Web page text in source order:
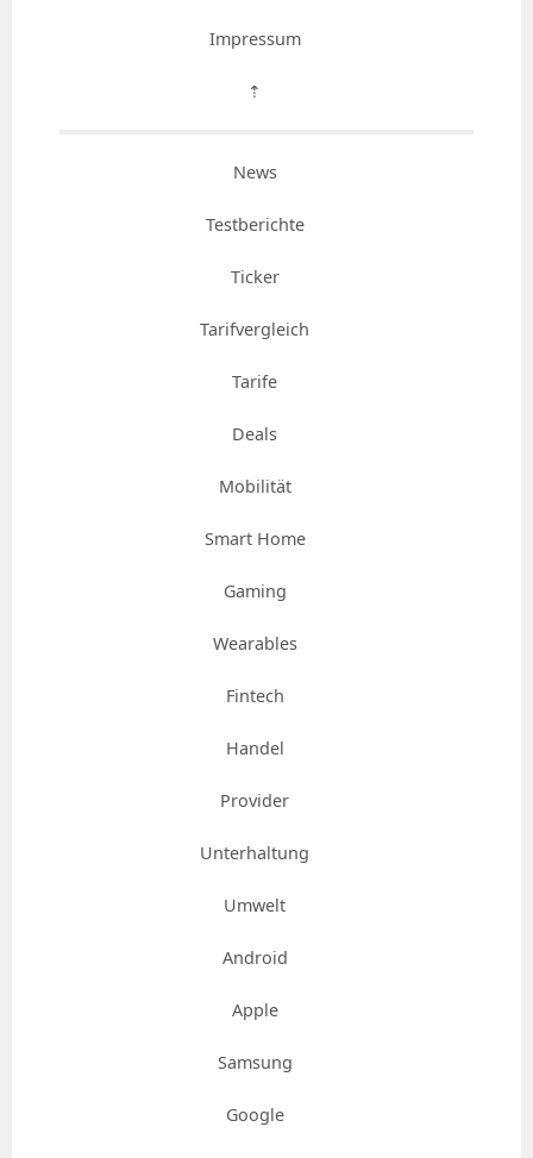
Impressum
⇡
News
Testberichte
Ticker
Tarifvergleich
Tarife
Deals
Mobilität
Smart Home
Gaming
Wearables
Fintech
Handel
Provider
Unterhaltung
Umwelt
Android
Apple
Samsung
Google